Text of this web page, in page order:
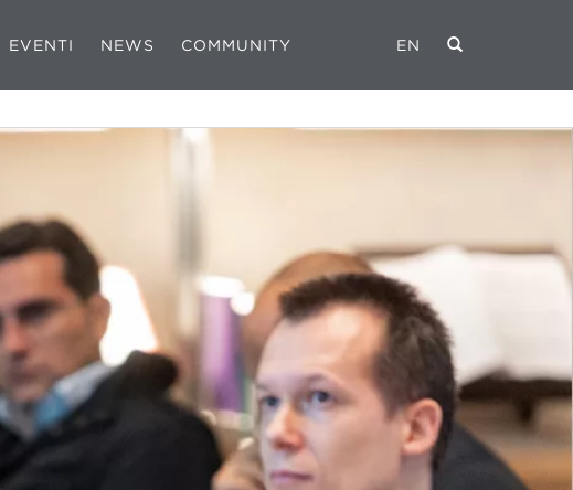
EVENTI NEWS COMMUNITY EN